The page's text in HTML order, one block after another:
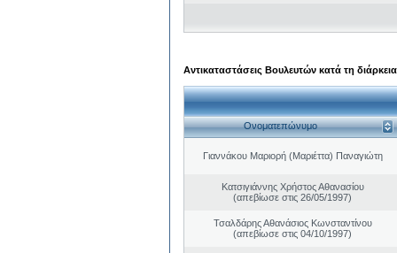
Αντικαταστάσεις Βουλευτών κατά τη
Ονοματεπώνυμο
Γιαννάκου Μαριορή (Μαριέττα) Παναγιώτη
Κατσιγιάννης Χρήστος Αθανασίου
(απεβίωσε στις 26/05/1997)
Τσαλδάρης Αθανάσιος Κωνσταντίνου
(απεβίωσε στις 04/10/1997)